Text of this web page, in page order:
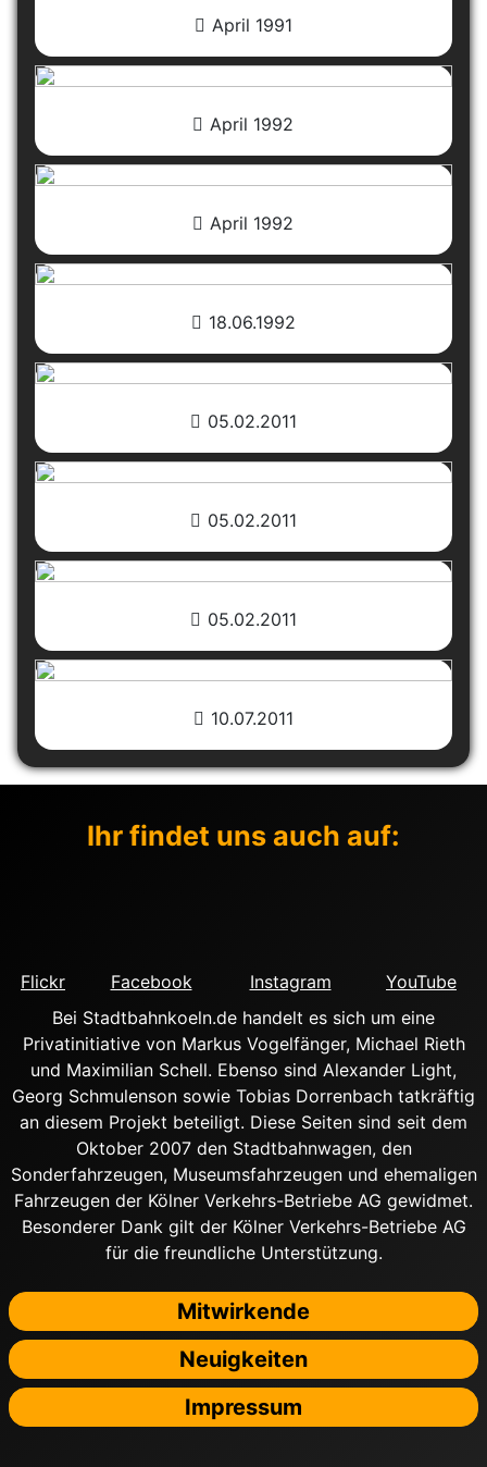
April 1991
April 1992
April 1992
18.06.1992
05.02.2011
05.02.2011
05.02.2011
10.07.2011
Ihr findet uns auch auf:
Flickr Facebook Instagram
YouTube
Bei Stadtbahnkoeln.de handelt es sich um eine
Privatinitiative von Markus Vogelfänger, Michael Rieth
und Maximilian Schell. Ebenso sind Alexander Light,
Georg Schmulenson sowie Tobias Dorrenbach tatkräftig
an diesem Projekt beteiligt. Diese Seiten sind seit dem
Oktober 2007 den Stadtbahnwagen, den
Sonderfahrzeugen, Museumsfahrzeugen und ehemaligen
Fahrzeugen der Kölner Verkehrs-Betriebe AG gewidmet.
Besonderer Dank gilt der Kölner Verkehrs-Betriebe AG
für die freundliche Unterstützung.
Mitwirkende
Neuigkeiten
Impressum